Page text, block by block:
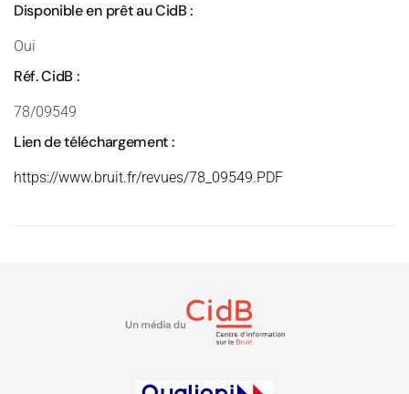
Disponible en prêt au CidB :
Oui
Réf. CidB :
78/09549
Lien de téléchargement :
https://www.bruit.fr/revues/78_09549.PDF